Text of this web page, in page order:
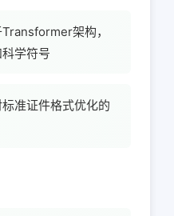
架构，
学符号
标准证件格式优化的